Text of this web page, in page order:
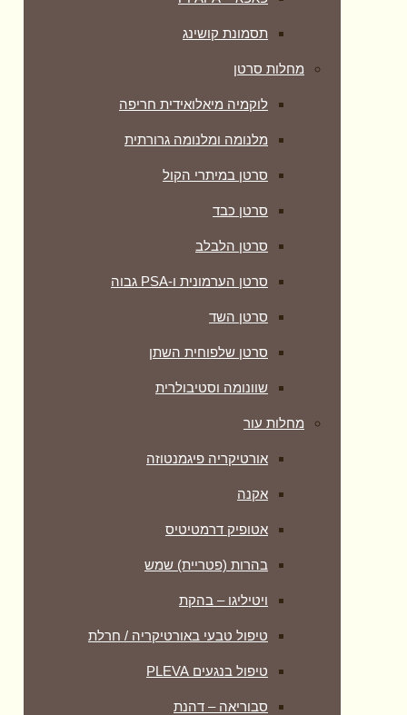
תסמונת קושינג
מחלות סרטן
לוקמיה מיאלואידית חריפה
מלנומה ומלנומה גרורתית
סרטן במיתרי הקול
סרטן כבד
סרטן הלבלב
סרטן הערמונית ו-PSA גבוה
סרטן השד
סרטן שלפוחית השתן
שוונומה וסטיבולרית
מחלות עור
אורטיקריה פיגמנטוזה
אקנה
אטופיק דרמטיטיס
בהרות (פטריית) שמש
ויטיליגו – בהקת
טיפול טבעי באורטיקריה / חרלת
טיפול בנגעים PLEVA
סבוריאה – דהנת